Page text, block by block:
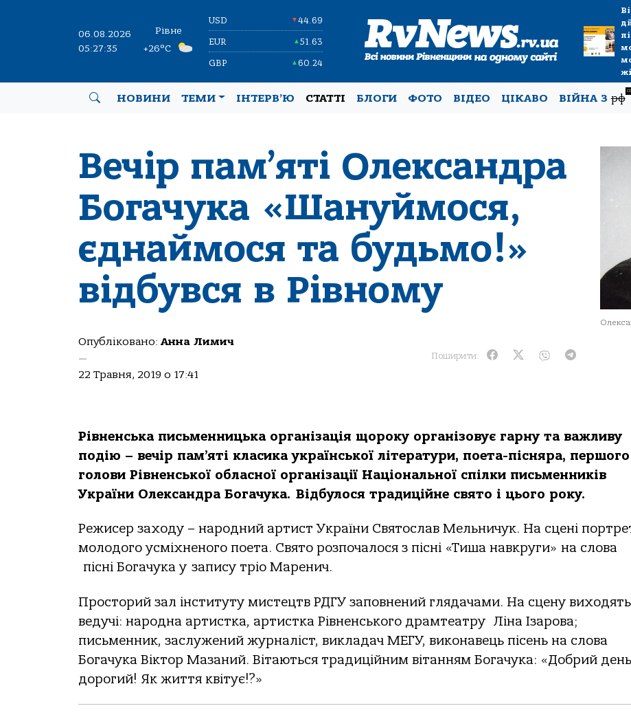
06.08.2026
05:27:36
Рівне
+26°C
USD ▼44.69
EUR ▲51.63
GBP ▲60.24
НОВИНИ ТЕМИ ІНТЕРВ’Ю СТАТТІ БЛОГИ ФОТО ВІДЕО ЦІКАВО ВІЙНА Зрф
Вечір пам’яті Олександра
Богачука «Шануймося,
єднаймося та будьмо!»
відбувся в Рівному
Опубліковано: Анна Лимич
—
22 Травня, 2019 о 17:41
Поширити:
Рівненська письменницька організація щороку організовує гарну та важливу
подію – вечір пам’яті класика української літератури, поета-пісняра, першого
голови Рівненської обласної організації Національної спілки письменників
України Олександра Богачука. Відбулося традиційне свято і цього року.
Режисер заходу – народний артист України Святослав Мельничук. На сцені
молодого усміхненого поета. Свято розпочалося з пісні «Тиша навкруги» на слова
пісні Богачука у запису тріо Маренич.
Просторий зал інституту мистецтв РДГУ заповнений глядачами. На сцену виходять
ведучі: народна артистка, артистка Рівненського драмтеатру Ліна Ізарова;
письменник, заслужений журналіст, викладач МЕГУ, виконавець пісень на слова
Богачука Віктор Мазаний. Вітаються традиційним вітанням Богачука: «Добрий
дорогий! Як життя квітує!?»